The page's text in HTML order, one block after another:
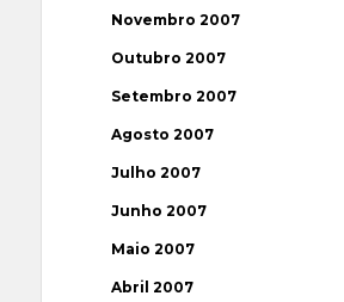
Novembro 2007
Outubro 2007
Setembro 2007
Agosto 2007
Julho 2007
Junho 2007
Maio 2007
Abril 2007